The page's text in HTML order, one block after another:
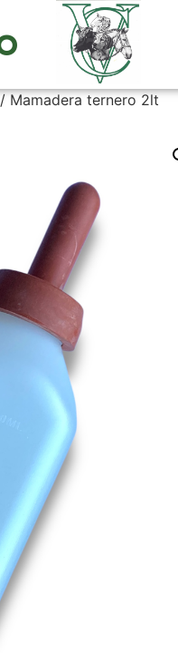
Mamadera ternero 2lt